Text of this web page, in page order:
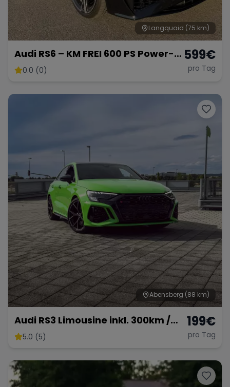
Langquaid (75 km)
Audi RS6 – KM FREI 600 PS Power-
Kombi
0.0 (0)
599€
pro Tag
Abensberg (88 km)
Audi RS3 Limousine inkl. 300km /
km frei möglich
5.0 (5)
199€
pro Tag